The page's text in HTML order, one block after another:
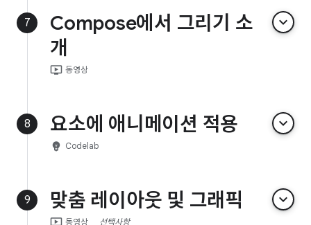
7
Compose에서 그리기 소
개
keyboard_arrow_down
ondemand_video 동영상
8 요소에 애니메이션 적용 keyboard_arrow_down
emoji_objects Codelab
9 맞춤 레이아웃 및 그래픽 keyboard_arrow_down
ondemand_video 동영상 선택사항